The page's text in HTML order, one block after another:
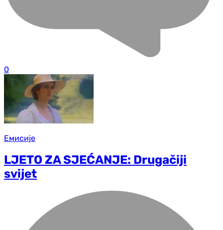
0
Емисије
LJETO ZA SJEĆANJE: Drugačiji
svijet